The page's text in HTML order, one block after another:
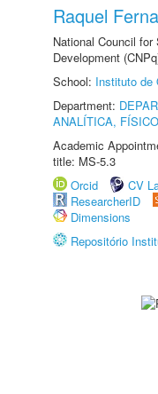
Raquel
National Council
Development
School: Instituto de
Department:
ANALÍTICA,
Academic
title: MS-5.3
Orcid
CV
ResearcherID
Dimensions
Repositório